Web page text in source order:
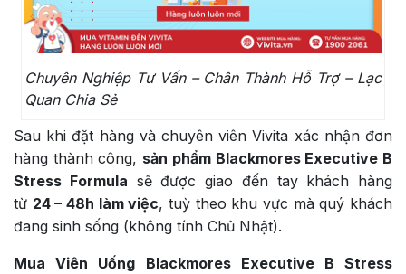
Chuyên Nghiệp Tư Vấn – Chân Thành Hỗ Trợ – Lạc
Quan Chia Sẻ
Sau khi đặt hàng và chuyên viên Vivita xác nhận đơn
hàng thành công, sản phẩm Blackmores Executive B
Stress Formula sẽ được giao đến tay khách hàng
từ 24 – 48h làm việc, tuỳ theo khu vực mà quý khách
đang sinh sống (không tính Chủ Nhật).
Mua Viên Uống Blackmores Executive B Stress